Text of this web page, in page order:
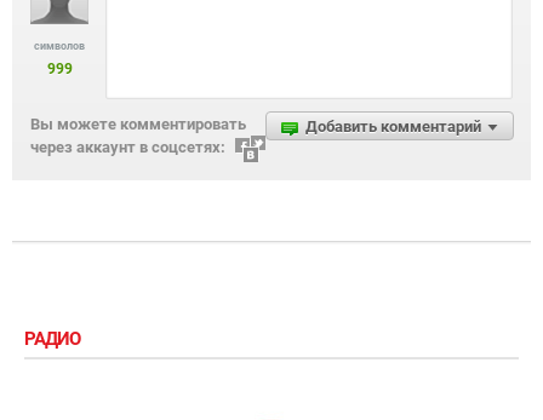
символов
999
Добавить комментарий
Вы можете комментировать
через аккаунт в соцсетях:
РАДИО